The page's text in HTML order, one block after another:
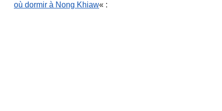
où dormir à Nong Khiaw« :